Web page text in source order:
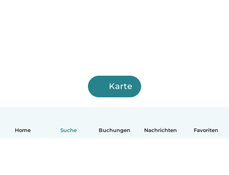
Home Suche Buchungen Nachrichten Favoriten
Karte